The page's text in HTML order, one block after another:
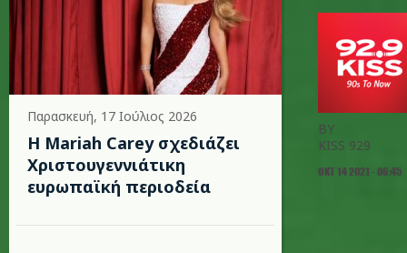
Παρασκευή, 17 Ιούλιος 2026
Η Mariah Carey σχεδιάζει
Χριστουγεννιάτικη
ευρωπαϊκή περιοδεία
BY
KISS 929
ΟΚΤ 14 2021 - 06:45